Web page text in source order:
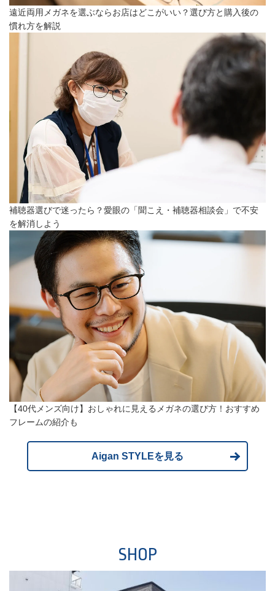
遠近両用メガネを選ぶならお店はどこがいい？選び方と購入後の
慣れ方を解説
補聴器選びで迷ったら？愛眼の「聞こえ・補聴器相談会」で不安
を解消しよう
【40代メンズ向け】おしゃれに見えるメガネの選び方！おすすめ
フレームの紹介も
Aigan STYLEを見る
SHOP